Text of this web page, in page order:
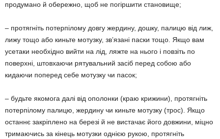
продумано й обережно, щоб не погіршити становище;
– протягніть потерпілому довгу жердину, дошку, палицю від лиж,
лижу тощо або киньте мотузку, зв’язані паски тощо. Якщо вам
усетаки необхідно вийти на лід, ляжте на нього і повзіть по
поверхні, штовхаючи рятувальний засіб перед собою або
кидаючи поперед себе мотузку чи пасок;
– будьте якомога далі від ополонки (краю крижини), протягніть
потерпілому палицю, жердину чи киньте мотузку (трос). Якщо
останнє закріплено на березі й не вистачає його довжини, міцно
тримаючись за кінець мотузки однією рукою, протягніть